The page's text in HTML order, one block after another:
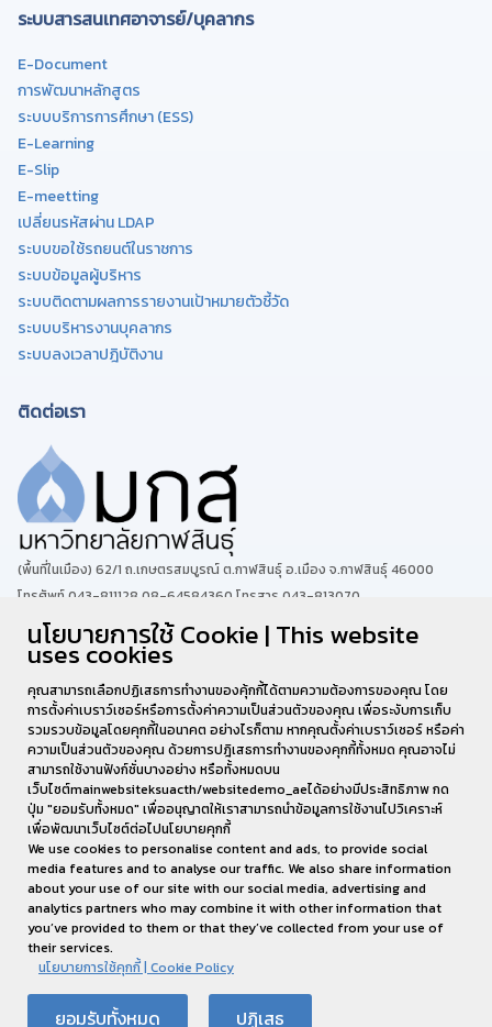
ระบบสารสนเทศอาจารย์/บุคลากร
E-Document
การพัฒนาหลักสูตร
ระบบบริการการศึกษา (ESS)
E-Learning
E-Slip
E-meetting
เปลี่ยนรหัสผ่าน LDAP
ระบบขอใช้รถยนต์ในราชการ
ระบบข้อมูลผู้บริหาร
ระบบติดตามผลการรายงานเป้าหมายตัวชี้วัด
ระบบบริหารงานบุคลากร
ระบบลงเวลาปฎิบัติงาน
ติดต่อเรา
(พื้นที่ในเมือง) 62/1 ถ.เกษตรสมบูรณ์ ต.กาฬสินธุ์ อ.เมือง จ.กาฬสินธุ์ 46000
โทรศัพท์ 043-811128 08-64584360 โทรสาร 043-813070
(พื้นที่นามน)13 หมู่ 14 ต.สงเปลือย อ.นามน จ.กาฬสินธุ์ 46230
งานส่งเสริมมาตรฐานหลักสูตรและฝึกประสบการณ์วิชาชีพ
นโยบายการใช้ Cookie | This website
uses cookies
คุณสามารถเลือกปฏิเสธการทำงานของคุ้กกี้ได้ตามความต้องการของคุณ โดย
การตั้งค่าเบราว์เซอร์หรือการตั้งค่าความเป็นส่วนตัวของคุณ เพื่อระงับการเก็บ
รวมรวบข้อมูลโดยคุกกี้ในอนาคต อย่างไรก็ตาม หากคุณตั้งค่าเบราว์เซอร์ หรือค่า
ความเป็นส่วนตัวของคุณ ด้วยการปฎิเสธการทำงานของคุกกี้ทั้งหมด คุณอาจไม่
สามารถใช้งานฟังก์ชั่นบางอย่าง หรือทั้งหมดบน
เว็บไซต์mainwebsiteksuacth/websitedemo_aeได้อย่างมีประสิทธิภาพ กด
ปุ่ม "ยอมรับทั้งหมด" เพื่ออนุญาตให้เราสามารถนำข้อมูลการใช้งานไปวิเคราะห์
เพื่อพัฒนาเว็บไซต์ต่อไปนโยบายคุกกี้
We use cookies to personalise content and ads, to provide social
media features and to analyse our traffic. We also share information
about your use of our site with our social media, advertising and
analytics partners who may combine it with other information that
you’ve provided to them or that they’ve collected from your use of
their services.
นโยบายการใช้คุกกี้ | Cookie Policy
ยอมรับทั้งหมด ปฏิเสธ